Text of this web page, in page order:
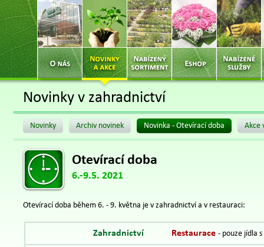
Novinky v zahradnictví
Novinky Archiv novinek Novinka - Otevírací doba Akce
Otevírací doba
6.-9.5. 2021
Otevírací doba během 6. - 9. května je v zahradnictví a v restauraci:
Zahradnictví Restaurace - pouze jídla s